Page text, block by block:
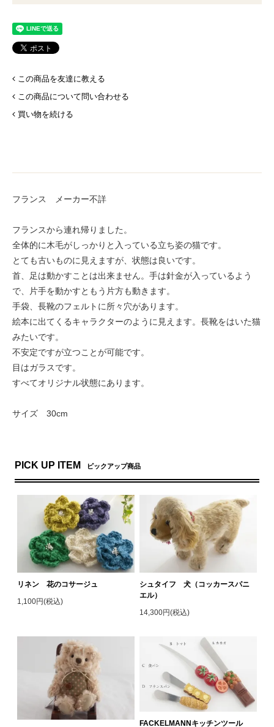
この商品を友達に教える
この商品について問い合わせる
買い物を続ける
フランス メーカー不詳
フランスから連れ帰りました。
全体的に木毛がしっかりと入っている立ち姿の猫です。
とても古いものに見えますが、状態は良いです。
首、足は動かすことは出来ません。手は針金が入っているよう
で、片手を動かすともう片方も動きます。
手袋、長靴のフェルトに所々穴があります。
絵本に出てくるキャラクターのように見えます。長靴をはいた猫
みたいです。
不安定ですが立つことが可能です。
目はガラスです。
すべてオリジナル状態にあります。
サイズ 30cm
PICK UP ITEM ピックアップ商品
リネン 花のコサージュ
1,100円(税込)
シュタイフ 犬（コッカースパニ
エル）
14,300円(税込)
FACKELMANNキッチンツール